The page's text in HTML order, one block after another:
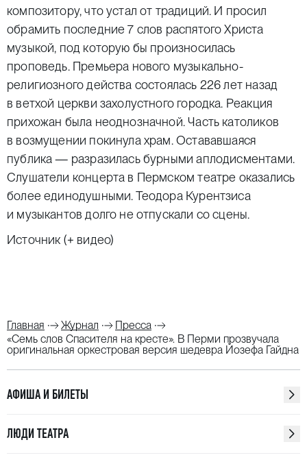
композитору, что устал от традиций. И просил
обрамить последние 7 слов распятого Христа
музыкой, под которую бы произносилась
проповедь. Премьера нового музыкально-
религиозного действа состоялась 226 лет назад
в ветхой церкви захолустного городка. Реакция
прихожан была неоднозначной. Часть католиков
в возмущении покинула храм. Остававшаяся
публика — разразилась бурными аплодисментами.
Слушатели концерта в Пермском театре оказались
более единодушными. Теодора Курентзиса
и музыкантов долго не отпускали со сцены.
Источник (+ видео)
Главная Журнал
Пресса
«Семь слов Спасителя на кресте». В Перми прозвучала
оригинальная оркестровая версия шедевра Йозефа Гайдна
АФИША И БИЛЕТЫ
ЛЮДИ ТЕАТРА